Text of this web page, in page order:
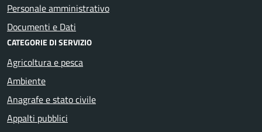
Personale amministrativo
Documenti e Dati
CATEGORIE DI SERVIZIO
Agricoltura e pesca
Ambiente
Anagrafe e stato civile
Appalti pubblici